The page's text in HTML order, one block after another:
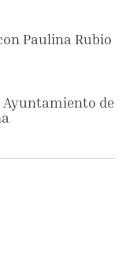
Paulina Rubio
Ayuntamiento de